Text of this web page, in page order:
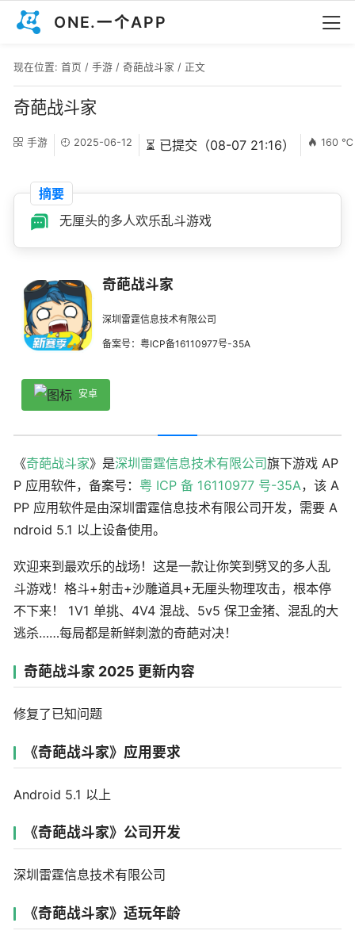
ONE.一个APP
现在位置: 首页 / 手游 / 奇葩战斗家 / 正文
奇葩战斗家
手游 2025-06-12 ⏳ 已提交（08-07 21:16） 160 ℃
摘要
无厘头的多人欢乐乱斗游戏
奇葩战斗家
深圳雷霆信息技术有限公司
备案号：粤ICP备16110977号-35A
安卓
《奇葩战斗家》是深圳雷霆信息技术有限公司旗下游戏 AP
P 应用软件，备案号： 粤 ICP 备 16110977 号-35A，该 A
PP 应用软件是由深圳雷霆信息技术有限公司开发，需要 A
ndroid 5.1 以上设备使用。
欢迎来到最欢乐的战场！这是一款让你笑到劈叉的多人乱
斗游戏！格斗+射击+沙雕道具+无厘头物理攻击，根本停
不下来！ 1V1 单挑、4V4 混战、5v5 保卫金猪、混乱的大
逃杀……每局都是新鲜刺激的奇葩对决！
奇葩战斗家 2025 更新内容
修复了已知问题
《奇葩战斗家》应用要求
Android 5.1 以上
《奇葩战斗家》公司开发
深圳雷霆信息技术有限公司
《奇葩战斗家》适玩年龄